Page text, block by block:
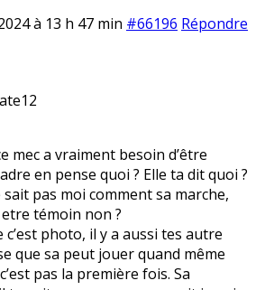
à 13 h 47 min #66196 Répondre
mec a vraiment besoin d’être
en pense quoi ? Elle ta dit quoi ?
sait pas moi comment sa marche,
témoin non ?
c’est photo, il y a aussi tes autre
que sa peut jouer quand même
pas la première fois. Sa